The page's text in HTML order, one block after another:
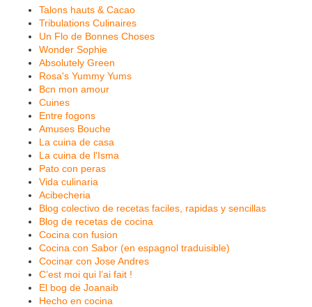
Talons hauts & Cacao
Tribulations Culinaires
Un Flo de Bonnes Choses
Wonder Sophie
Absolutely Green
Rosa's Yummy Yums
Bcn mon amour
Cuines
Entre fogons
Amuses Bouche
La cuina de casa
La cuina de l'Isma
Pato con peras
Vida culinaria
Acibecheria
Blog colectivo de recetas faciles, rapidas y sencillas
Blog de recetas de cocina
Cocina con fusion
Cocina con Sabor (en espagnol traduisible)
Cocinar con Jose Andres
C’est moi qui l’ai fait !
El bog de Joanaib
Hecho en cocina